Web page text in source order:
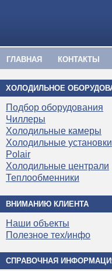
ГЛАВНАЯ КОНТАКТЫ
ХОЛОДИЛЬНОЕ
Подбор оборудования
Чиллеры
Холодильные камеры
Холодильные установки
Polair
Холодильные централи
Теплообменники
ВНИМАНИЮ КЛИЕНТА
Наши объекты
Полезное тех/инфо
СПРАВОЧНАЯ